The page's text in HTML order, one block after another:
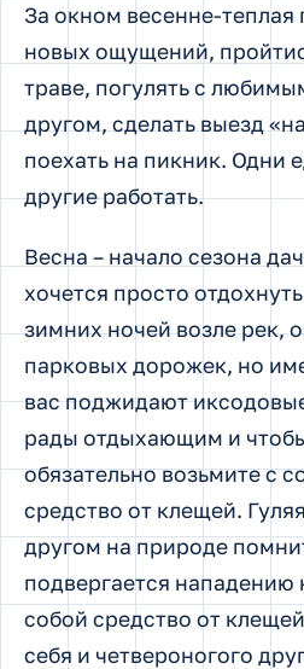
За окном весенне-теплая
новых ощущений,
траве, погулять с
другом, сделать выезд
поехать на пикник. Одни
другие работать.
Весна – начало сезона
хочется просто
зимних ночей возле рек,
парковых дорожек, но
вас поджидают
рады отдыхающим и
обязательно возьмите с
средство от клещей.
другом на природе
подвергается нападению
собой средство от
себя и четвероногого